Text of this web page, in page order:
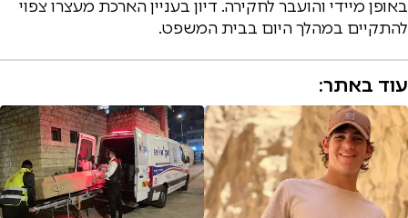
באופן מיידי והועבר לחקירה. דיון בעניין הארכת מעצרו צפוי
להתקיים במהלך היום בבית המשפט.
עוד באתר: